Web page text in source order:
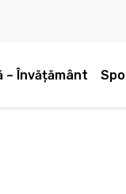
– Învățământ